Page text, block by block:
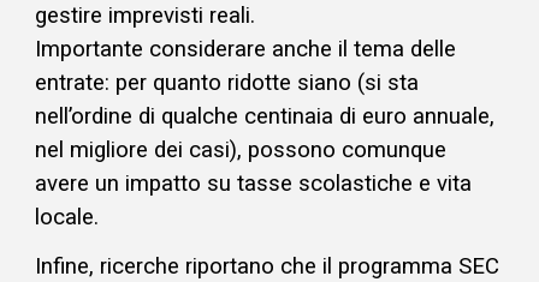
gestire imprevisti reali.
Importante considerare anche il tema delle
entrate: per quanto ridotte siano (si sta
nell’ordine di qualche centinaia di euro annuale,
nel migliore dei casi), possono comunque
avere un impatto su tasse scolastiche e vita
locale.
Infine, ricerche riportano che il programma SEC